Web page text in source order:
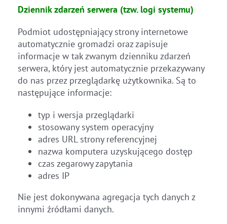
Dziennik zdarzeń serwera (tzw. logi systemu)
Podmiot udostępniający strony internetowe
automatycznie gromadzi oraz zapisuje
informacje w tak zwanym dzienniku zdarzeń
serwera, który jest automatycznie przekazywany
do nas przez przeglądarkę użytkownika. Są to
następujące informacje:
typ i wersja przeglądarki
stosowany system operacyjny
adres URL strony referencyjnej
nazwa komputera uzyskującego dostęp
czas zegarowy zapytania
adres IP
Nie jest dokonywana agregacja tych danych z
innymi źródłami danych.